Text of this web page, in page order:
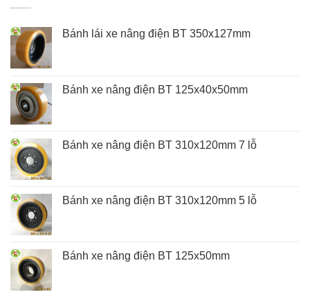
Bánh lái xe nâng điện BT 350x127mm
Bánh xe nâng điện BT 125x40x50mm
Bánh xe nâng điện BT 310x120mm 7 lỗ
Bánh xe nâng điện BT 310x120mm 5 lỗ
Bánh xe nâng điện BT 125x50mm